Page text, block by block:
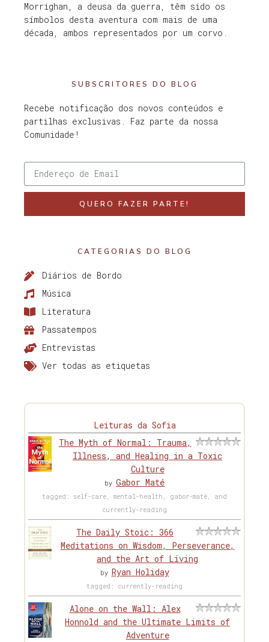
Morrighan, a deusa da guerra, têm sido os
símbolos desta aventura com mais de uma
década, ambos representados por um corvo.
SUBSCRITORES DO BLOG
Recebe notificação dos novos conteúdos e
partilhas exclusivas. Faz parte da nossa
Comunidade!
QUERO FAZER PARTE!
CATEGORIAS DO BLOG
Diários de Bordo
Música
Literatura
Passatempos
Entrevistas
Ver todas as etiquetas
Leituras da Sofia
The Myth of Normal: Trauma,
Illness, and Healing in a Toxic
Culture
by Gabor Maté
tagged: self-care, mental-health, gabor-maté, and
currently-reading
The Daily Stoic: 366
Meditations on Wisdom, Perseverance,
and the Art of Living
by Ryan Holiday
tagged: currently-reading
Alone on the Wall: Alex
Honnold and the Ultimate Limits of
Adventure